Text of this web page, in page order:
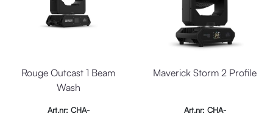
Rouge Outcast 1 Beam
Wash
Art.nr: CHA-
Maverick Storm 2 Profile
Art.nr: CHA-